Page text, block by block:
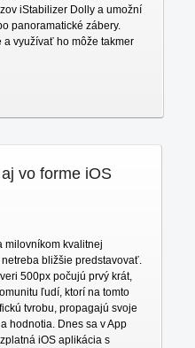
iStabilizer Dolly a umožní
panoramatické zábery.
využívať ho môže takmer
vo forme iOS
milovníkom kvalitnej
bližšie predstavovať.
500px počujú prvý krát,
ľudí, ktorí na tomto
tvrobu, propagajú svoje
hodnotia. Dnes sa v App
iOS aplikácia s